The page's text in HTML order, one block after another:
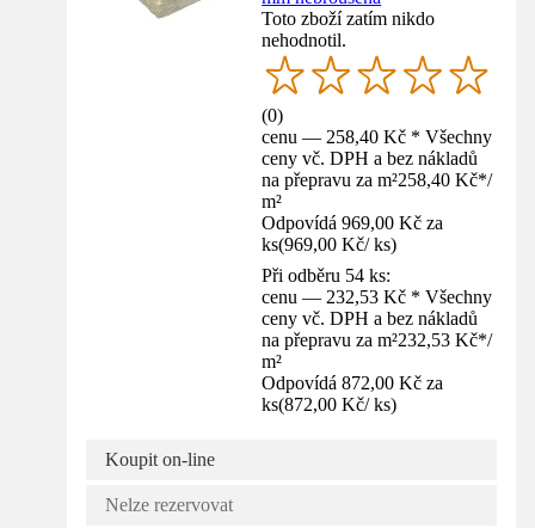
Toto zboží zatím nikdo
nehodnotil.
(0)
cenu — 258,40 Kč * Všechny
ceny vč. DPH a bez nákladů
na přepravu za m²258,40 Kč*/
m²
Odpovídá 969,00 Kč za
ks(969,00 Kč/ ks)
Při odběru 54 ks:
cenu — 232,53 Kč * Všechny
ceny vč. DPH a bez nákladů
na přepravu za m²232,53 Kč*/
m²
Odpovídá 872,00 Kč za
ks(872,00 Kč/ ks)
Koupit on-line
Nelze rezervovat